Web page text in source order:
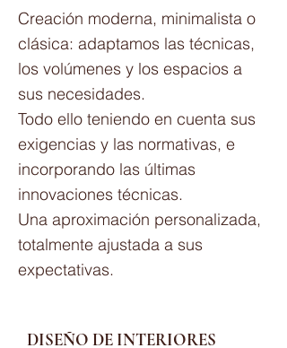
Creación moderna, minimalista o
clásica: adaptamos las técnicas,
los volúmenes y los espacios a
sus necesidades.
Todo ello teniendo en cuenta sus
exigencias y las normativas, e
incorporando las últimas
innovaciones técnicas.
Una aproximación personalizada,
totalmente ajustada a sus
expectativas.
DISEÑO DE INTERIORES